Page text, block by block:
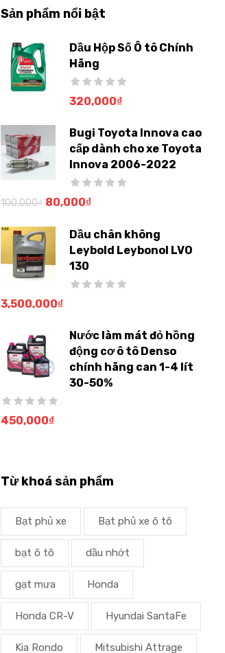
Sản phẩm nổi bật
Dầu Hộp Số Ô tô Chính
Hãng
320,000₫
Bugi Toyota Innova cao
cấp dành cho xe Toyota
Innova 2006-2022
100,000₫ 80,000₫
Dầu chân không
Leybold Leybonol LVO
130
3,500,000₫
Nước làm mát đỏ hồng
động cơ ô tô Denso
chính hãng can 1-4 lít
30-50%
450,000₫
Từ khoá sản phẩm
Bạt phủ xe Bạt phủ xe ô tô
bạt ô tô dầu nhớt
gạt mưa Honda
Honda CR-V Hyundai SantaFe
Kia Rondo Mitsubishi Attrage